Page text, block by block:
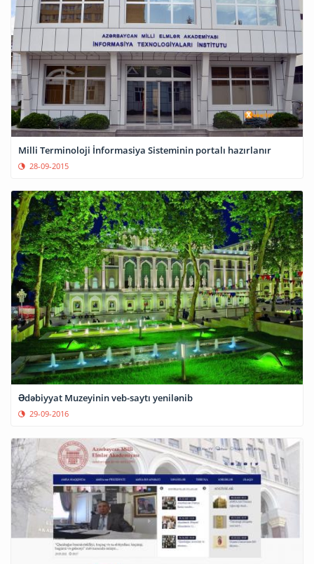
Milli Terminoloji İnformasiya Sisteminin portalı hazırlanır
28-09-2015
Ədəbiyyat Muzeyinin veb-saytı yenilənib
29-09-2016